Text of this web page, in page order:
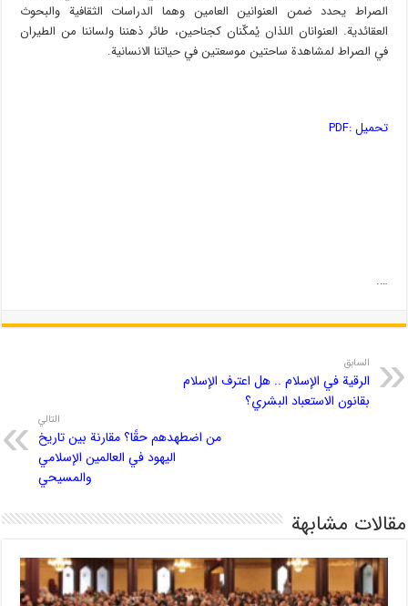
الصراط يحدد ضمن العنوانين العامين وهما الدراسات الثقافية والبحوث
العقائدية. العنوانان اللذان يُمكّنان كجناحين، طائر ذهننا ولساننا من الطيران
في الصراط لمشاهدة ساحتين موسعتين في حياتنا الانسانية.
تحمیل :PDF
….
السابق
الرقية في الإسلام .. هل اعترف الإسلام
بقانون الاستعباد البشري؟
التالي
من اضطهدهم حقًا؟ مقارنة بين تاريخ
اليهود في العالمين الإسلامي
والمسيحي
مقالات مشابهة